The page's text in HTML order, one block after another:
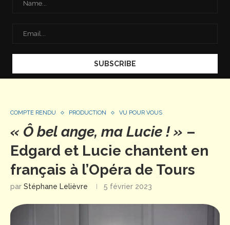
COMPTE RENDU PRODUCTION VU POUR VOUS
« Ô bel ange, ma Lucie ! » –
Edgard et Lucie chantent en
français à l’Opéra de Tours
par Stéphane Lelièvre 5 février 2023